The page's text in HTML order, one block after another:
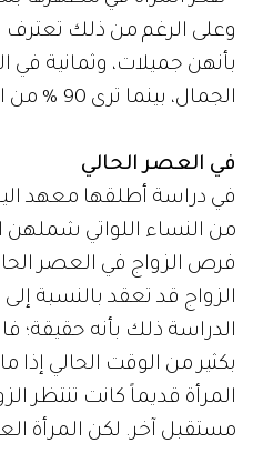
وعلى الرغم من ذلك تعترف
بأنهن جميلات، وثمانية
الجمال، بينما ترى 90 % من النساء أنهن غير جميلات.
في العصر الحالي
من النساء اللواتي
فرص الزواج في العصر
الزواج قد تعقد بالنسبة
الدراسة ذلك بأنه حقيقة؛
بكثير من الوقت الحالي إذا
المرأة قديماً كانت تنتظر
مستقبل آخر. لكن المرأة